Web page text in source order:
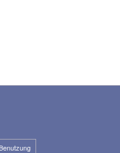
Benutzung